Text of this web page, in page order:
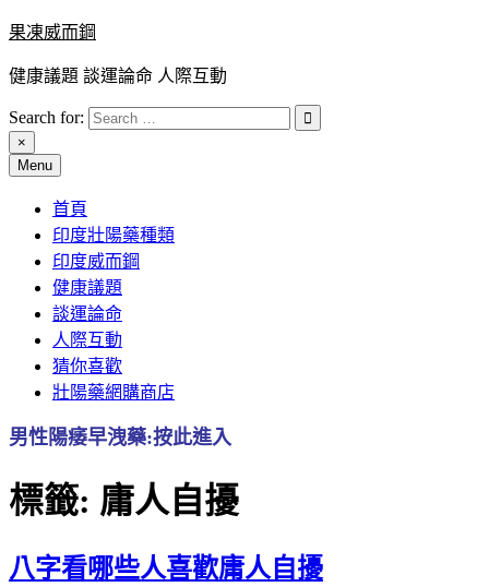
Skip
to
content
果凍威而鋼
健康議題 談運論命 人際互動
Search for:
×
Menu
首頁
印度壯陽藥種類
印度威而鋼
健康議題
談運論命
人際互動
猜你喜歡
壯陽藥網購商店
男性陽痿早洩藥:按此進入
標籤: 庸人自擾
八字看哪些人喜歡庸人自擾